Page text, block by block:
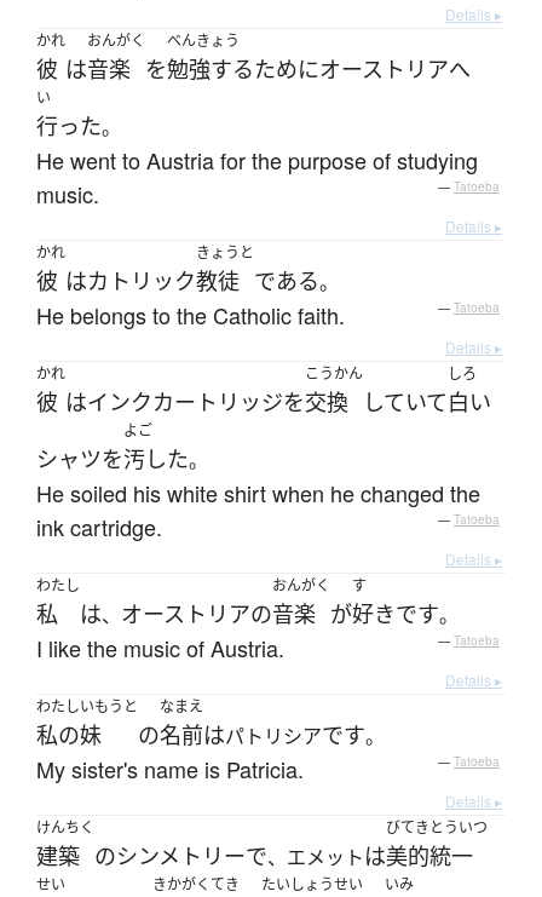
Details ▸
かれ
彼 は
おんがく
音楽 を
べんきょう
勉強するためにオーストリアへ
い
行った。
He went to Austria for the purpose of studying
music.
— Tatoeba
Details ▸
かれ
彼 はカトリック
きょうと
教徒 である。
He belongs to the Catholic faith. — Tatoeba
Details ▸
かれ
彼 はインクカートリッジを
こうかん
交換 していて
しろ
白い
シャツを
よご
汚した。
He soiled his white shirt when he changed the
ink cartridge.
— Tatoeba
Details ▸
わたし
私 は、 オーストリアの
おんがく
音楽 が
す
好きです。
I like the music of Austria. — Tatoeba
Details ▸
わたし
私の
いもうと
妹 の
なまえ
名前はパトリシアです。
My sister's name is Patricia. — Tatoeba
Details ▸
けんちく
建築 のシンメトリーで、エメットは
びてき
美的
とういつ
統一
せい きかがくてき たいしょうせい いみ